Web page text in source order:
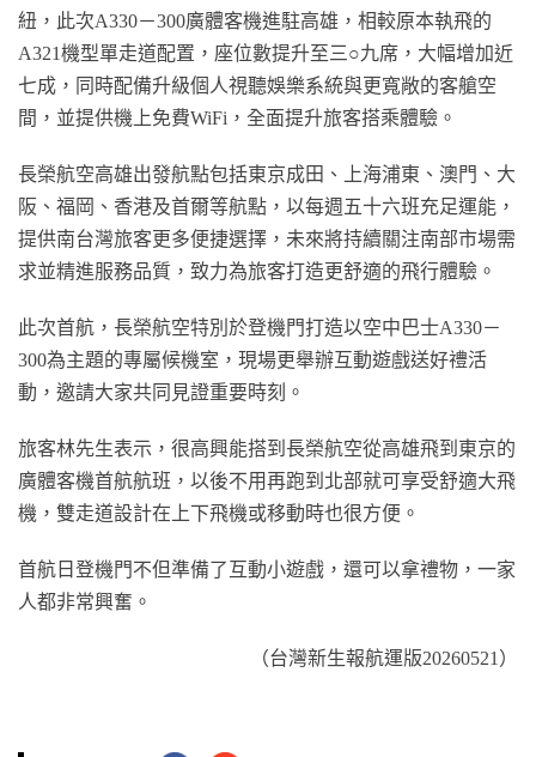
紐，此次A330－300廣體客機進駐高雄，相較原本執飛的
A321機型單走道配置，座位數提升至三○九席，大幅增加近
七成，同時配備升級個人視聽娛樂系統與更寬敞的客艙空
間，並提供機上免費WiFi，全面提升旅客搭乘體驗。
長榮航空高雄出發航點包括東京成田、上海浦東、澳門、大
阪、福岡、香港及首爾等航點，以每週五十六班充足運能，
提供南台灣旅客更多便捷選擇，未來將持續關注南部市場需
求並精進服務品質，致力為旅客打造更舒適的飛行體驗。
此次首航，長榮航空特別於登機門打造以空中巴士A330－
300為主題的專屬候機室，現場更舉辦互動遊戲送好禮活
動，邀請大家共同見證重要時刻。
旅客林先生表示，很高興能搭到長榮航空從高雄飛到東京的
廣體客機首航航班，以後不用再跑到北部就可享受舒適大飛
機，雙走道設計在上下飛機或移動時也很方便。
首航日登機門不但準備了互動小遊戲，還可以拿禮物，一家
人都非常興奮。
（台灣新生報航運版20260521）